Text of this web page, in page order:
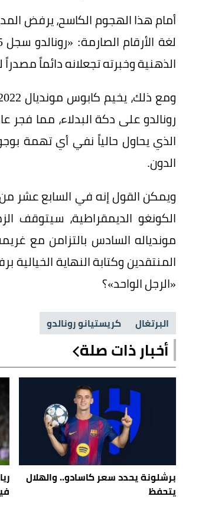
أمام هذا الهجوم الكاسح، يرفض
الذهنية وخبرته تجعلانه دائماً
رونالدو على دكة البدلاء، مما فجر
الذي يحاول حالياً نفي أي تهمة
الدون.
ويمكن القول إنه في السابع عشر
الكونغو الديمقراطية، سيتوقف
موندياله السادس بالتزامن مع
المنتقدين وكتابة النهاية الخيالية
«الرجل الواحد»؟
البرتغال كريستيانو رونالدو
أخبار ذات صلة
برشلونة يحدد سعر كاسادو.. والهلال
يتحفظ